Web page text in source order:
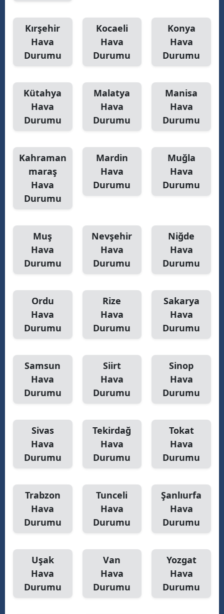
Kırşehir
Hava
Durumu
Kocaeli
Hava
Durumu
Konya
Hava
Durumu
Kütahya
Hava
Durumu
Malatya
Hava
Durumu
Manisa
Hava
Durumu
Kahraman
maraş
Hava
Durumu
Mardin
Hava
Durumu
Muğla
Hava
Durumu
Muş
Hava
Durumu
Nevşehir
Hava
Durumu
Niğde
Hava
Durumu
Ordu
Hava
Durumu
Rize
Hava
Durumu
Sakarya
Hava
Durumu
Samsun
Hava
Durumu
Siirt
Hava
Durumu
Sinop
Hava
Durumu
Sivas
Hava
Durumu
Tekirdağ
Hava
Durumu
Tokat
Hava
Durumu
Trabzon
Hava
Durumu
Tunceli
Hava
Durumu
Şanlıurfa
Hava
Durumu
Uşak
Hava
Durumu
Van
Hava
Durumu
Yozgat
Hava
Durumu